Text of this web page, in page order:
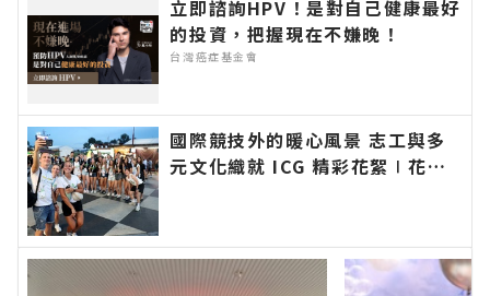
立即諮詢HPV！是對自己健康最好
的投資，把握現在不嫌晚！
台灣癌症基金會
國際競技外的暖心風景 志工與多
元文化織就 ICG 精彩花絮∣花蓮
訊！